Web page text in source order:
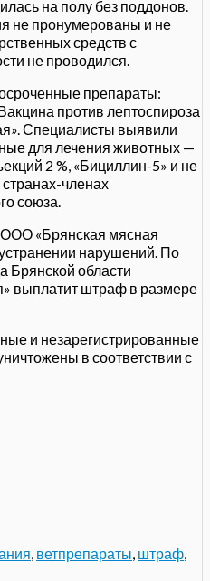
на полу без поддонов.
не пронумерованы и не
средств с
не проводился.
препараты:
против лептоспироза
Специалисты выявили
для лечения животных —
2 %, «Бициллин-5» и не
членах
союза.
«Брянская мясная
нарушений. По
Брянской области
выплатит штраф в размере
и незарегистрированные
в соответствии с
ветпрепараты штраф